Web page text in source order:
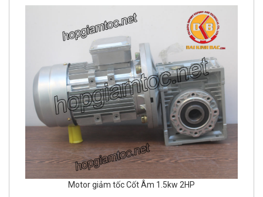
Motor giảm tốc Cốt Âm 1.5kw 2HP